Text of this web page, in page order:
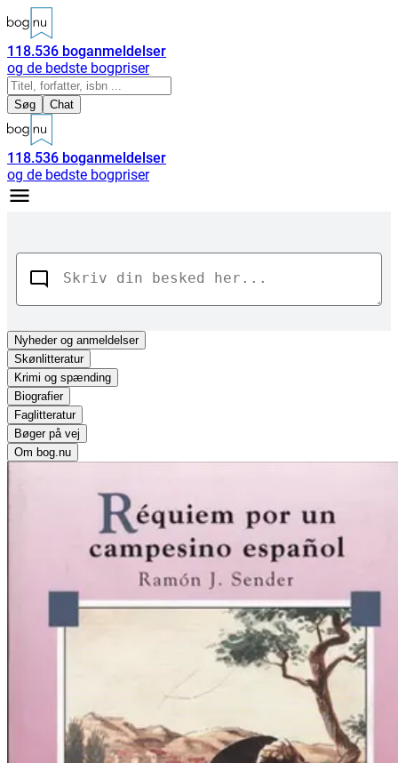
118.536 boganmeldelser
og de bedste bogpriser
Søg Chat
118.536 boganmeldelser
og de bedste bogpriser
Nyhederog anmeldelser
Skønlitteratur
Krimi og spænding
Biografier
Faglitteratur
Bøger på vej
Om bog.nu